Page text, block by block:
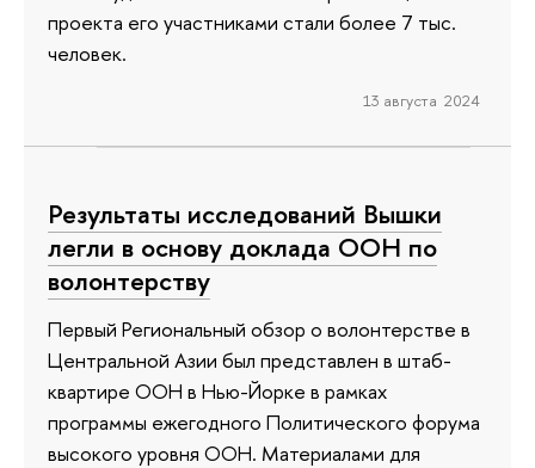
проекта его участниками стали более 7 тыс.
человек.
13 августа 2024
Результаты исследований Вышки
легли в основу доклада ООН по
волонтерству
Первый Региональный обзор о волонтерстве в
Центральной Азии был представлен в штаб-
квартире ООН в Нью-Йорке в рамках
программы ежегодного Политического форума
высокого уровня ООН. Материалами для